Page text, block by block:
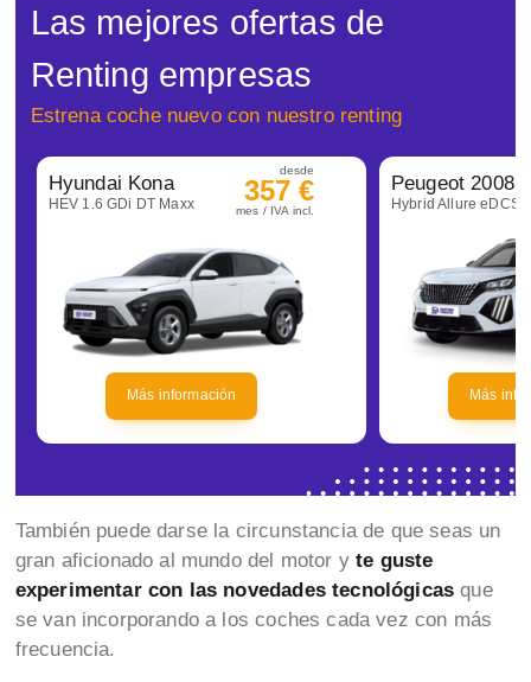
Las mejores ofertas de
Renting empresas
Estrena coche nuevo con nuestro renting
Hyundai Kona
HEV 1.6 GDi DT Maxx
desde
357 €
mes / IVA incl.
Más información
Peugeot 2008
Hybrid Allure eDCS6
Más
También puede darse la circunstancia de que seas un
gran aficionado al mundo del motor yte guste
experimentar con las novedades tecnológicas que
se van incorporando a los coches cada vez con más
frecuencia.